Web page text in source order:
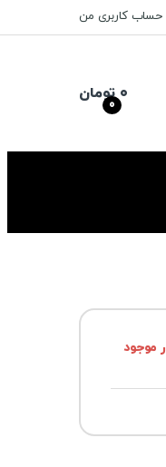
حساب کاربری من
0
۰ تومان
موجود